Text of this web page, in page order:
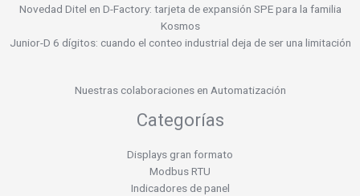
Novedad Ditel en D-Factory: tarjeta de expansión SPE para la familia
Kosmos
Junior-D 6 dígitos: cuando el conteo industrial deja de ser una limitación
Nuestras colaboraciones en Automatización
Categorías
Displays gran formato
Modbus RTU
Indicadores de panel